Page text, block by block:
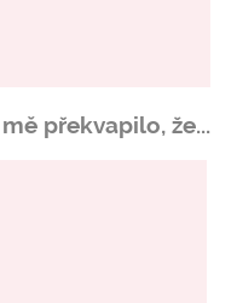
překvapilo, že...